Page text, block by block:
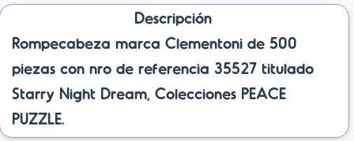
Descripción
Rompecabeza marca Clementoni de 500
piezas con nro de referencia 35527 titulado
Starry Night Dream, Colecciones PEACE
PUZZLE.